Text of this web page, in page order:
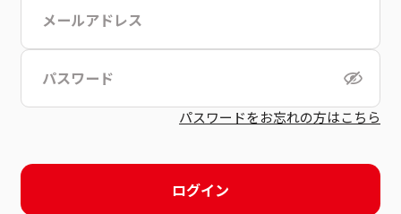
こちら
パスワードをお忘れの方はこちら
ログイン